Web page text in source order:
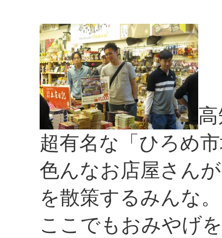
超有名な「ひろめ
色んなお店屋さん
を散策するみんな。
ここでもおみやげ